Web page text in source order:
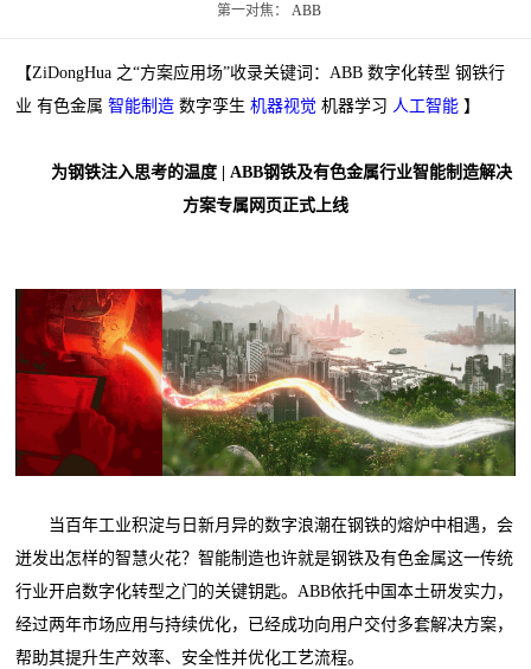
第一对焦： ABB
【ZiDongHua 之“方案应用场”收录关键词：ABB 数字化转型 钢铁行
业 有色金属智能制造 数字孪生机器视觉 机器学习 人工智能 】
为钢铁注入思考的温度 | ABB钢铁及有色金属行业智能制造解决
方案专属网页正式上线
当百年工业积淀与日新月异的数字浪潮在钢铁的熔炉中相遇，会
迸发出怎样的智慧火花？智能制造也许就是钢铁及有色金属这一传统
行业开启数字化转型之门的关键钥匙。ABB依托中国本土研发实力，
经过两年市场应用与持续优化，已经成功向用户交付多套解决方案，
帮助其提升生产效率、安全性并优化工艺流程。